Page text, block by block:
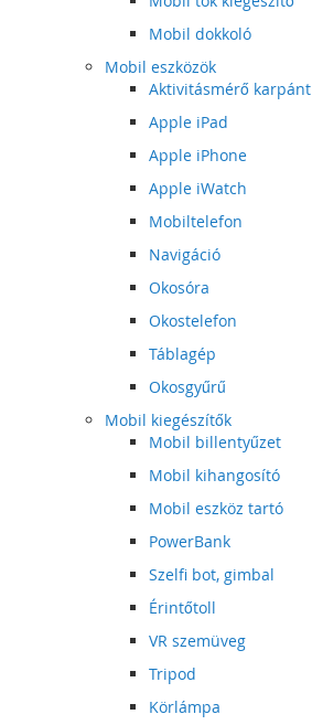
Mobil dokkoló
Mobil eszközök
Aktivitásmérő karpánt
Apple iPad
Apple iPhone
Apple iWatch
Mobiltelefon
Navigáció
Okosóra
Okostelefon
Táblagép
Okosgyűrű
Mobil kiegészítők
Mobil billentyűzet
Mobil kihangosító
Mobil eszköz tartó
PowerBank
Szelfi bot, gimbal
Érintőtoll
VR szemüveg
Tripod
Körlámpa